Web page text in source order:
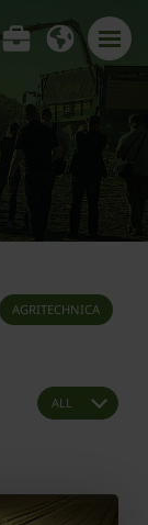
AGRITECHNICA